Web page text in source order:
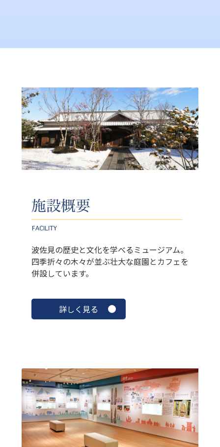
波佐見の歴史と文化を学べるミュージアム。
四季折々の木々が並ぶ壮大な庭園とカフェを
併設しています。
詳しく見る